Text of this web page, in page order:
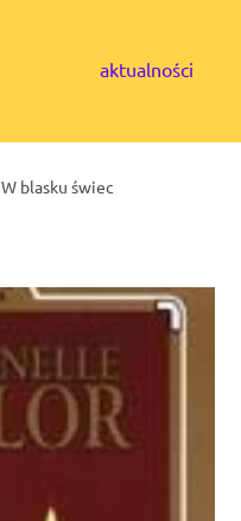
aktualności
W blasku świec